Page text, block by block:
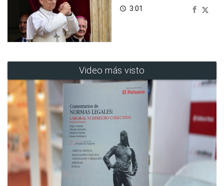
access_time 3:01
Video más visto